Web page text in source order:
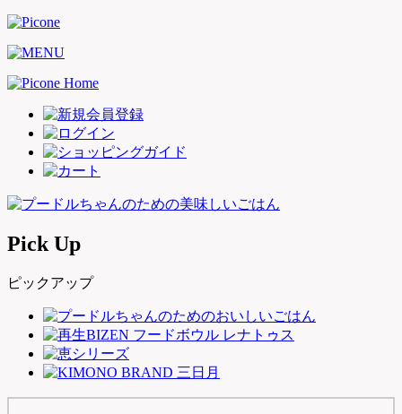
Pick Up
ピックアップ